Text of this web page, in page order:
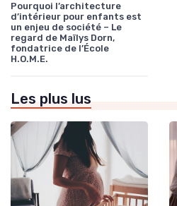
Pourquoi l’architecture
d’intérieur pour enfants est
un enjeu de société – Le
regard de Maïlys Dorn,
fondatrice de l’École
H.O.M.E.
Les plus lus